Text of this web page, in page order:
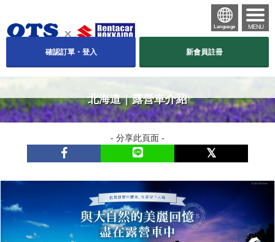
確認訂單・登入 新會員註冊
Language MENU
北海道｜露營車介紹
- 分享此頁面 -